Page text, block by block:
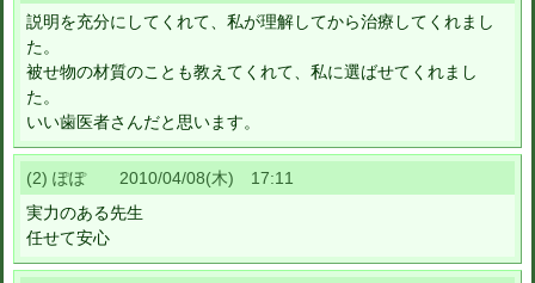
説明を充分にしてくれて、私が理解してから治療してくれまし
た。
被せ物の材質のことも教えてくれて、私に選ばせてくれまし
た。
いい歯医者さんだと思います。
(2) ぽぽ 2010/04/08(木) 17:11
実力のある先生
任せて安心